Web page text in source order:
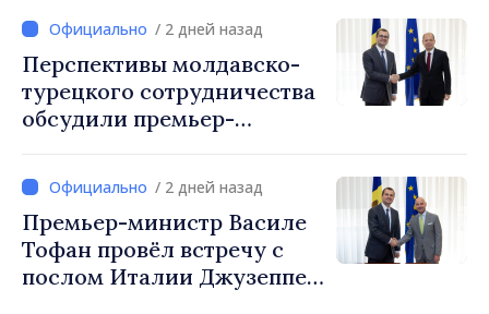
обеспечения безопасности
границы и европейской
интеграции. Встреча в
Могилёв-Подольском
/ 2 дней назад
Перспективы молдавско-
турецкого сотрудничества
обсудили премьер-
посол Турции Уйгар
Мустафа Сертел/ 2 дней назад
Премьер-министр Василе
Тофан провёл встречу с
послом Италии Джузеппе